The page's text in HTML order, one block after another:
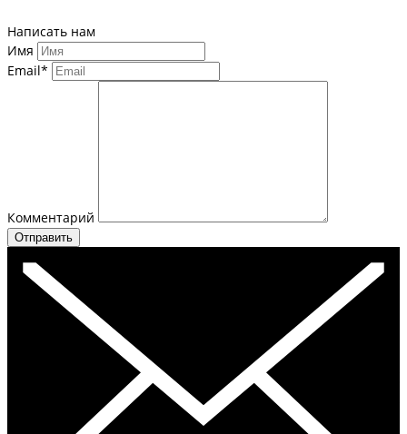
Написать нам
Имя
Email*
Комментарий
Отправить